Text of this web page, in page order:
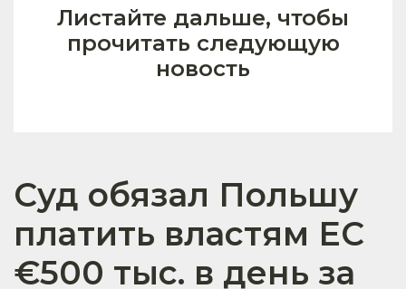
Листайте дальше, чтобы
прочитать следующую
новость
Суд обязал Польшу
платить властям ЕС
€500 тыс. в день за